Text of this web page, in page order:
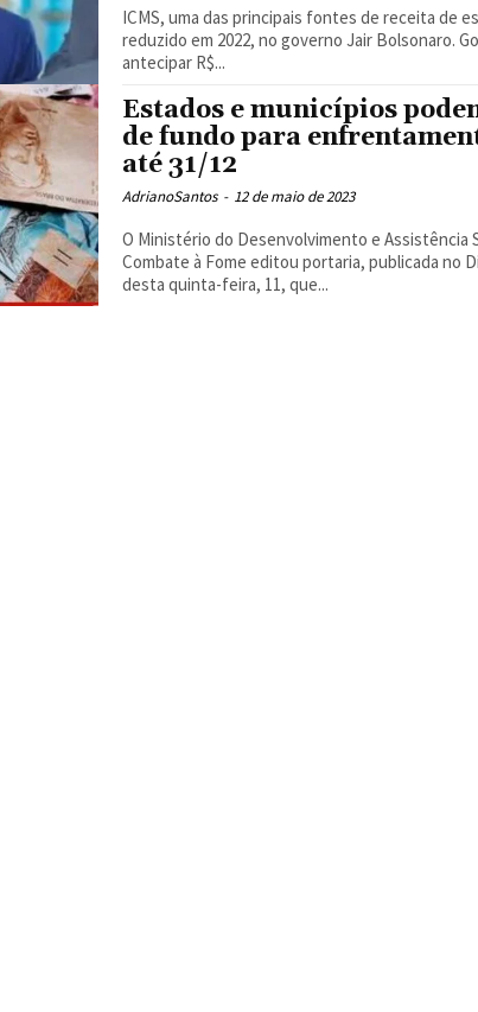
ICMS, uma das principais fontes de receita de
reduzido em 2022, no governo Jair Bolsonaro.
antecipar R$...
Estados e municípios
de fundo para
até 31/12
AdrianoSantos - 12 de maio de 2023
O Ministério do Desenvolvimento e Assistência
Combate à Fome editou portaria, publicada no
desta quinta-feira, 11, que...